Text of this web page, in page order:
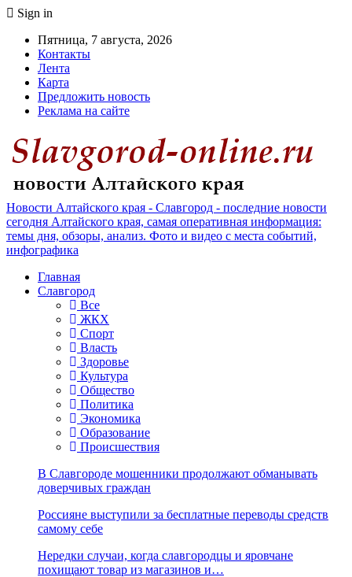
Sign in
Пятница, 7 августа, 2026
Контакты
Лента
Карта
Предложить новость
Реклама на сайте
Новости Алтайского края - Славгород - последние новости
сегодня Алтайского края, самая оперативная информация:
темы дня, обзоры, анализ. Фото и видео с места событий,
инфографика
Главная
Славгород
Все
ЖКХ
Спорт
Власть
Здоровье
Культура
Общество
Политика
Экономика
Образование
Происшествия
В Славгороде мошенники продолжают обманывать
доверчивых граждан
Россияне выступили за бесплатные переводы средств
самому себе
Нередки случаи, когда славгородцы и яровчане
похищают товар из магазинов и…